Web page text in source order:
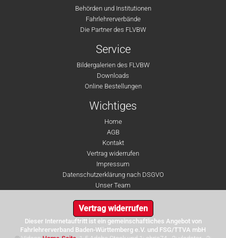
Behörden und Institutionen
Fahrlehrerverbände
Die Partner des FLVBW
Service
Bildergalerien des FLVBW
Downloads
Online Bestellungen
Wichtiges
Home
AGB
Kontakt
Vertrag widerrufen
Impressum
Datenschutzerklärung nach DSGVO
Unser Team
Vertrag widerrufen
Dieser Internetauftritt ist ein gemeinschaftliches Angebot von
Fahrlehrerverband Baden-Württemberg e.V. und FSG/TTVA mbH